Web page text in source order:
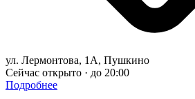
ул. Лермонтова, 1А, Пушкино
Сейчас открыто · до 20:00
Подробнее